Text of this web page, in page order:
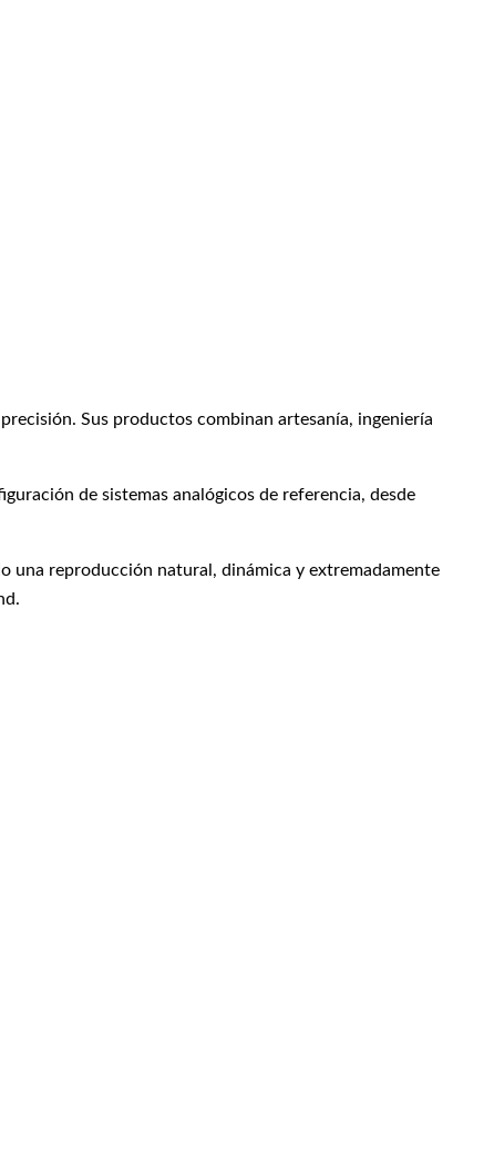
Sus productos combinan artesanía, ingeniería
de sistemas analógicos de referencia, desde
una reproducción natural, dinámica y extremadamente